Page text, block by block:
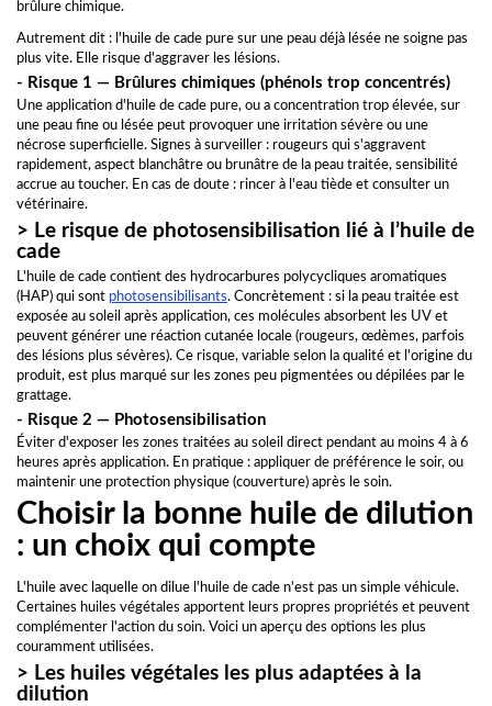
brûlure chimique.
Autrement dit : l'huile de cade pure sur une peau déjà lésée ne soigne pas
plus vite. Elle risque d'aggraver les lésions.
- Risque 1 — Brûlures chimiques (phénols trop concentrés)
Une application d'huile de cade pure, ou a concentration trop élevée, sur
une peau fine ou lésée peut provoquer une irritation sévère ou une
nécrose superficielle. Signes à surveiller : rougeurs qui s'aggravent
rapidement, aspect blanchâtre ou brunâtre de la peau traitée, sensibilité
accrue au toucher. En cas de doute : rincer à l'eau tiède et consulter un
vétérinaire.
> Le risque de photosensibilisation lié à l’huile de
cade
L'huile de cade contient des hydrocarbures polycycliques aromatiques
(HAP) qui sont photosensibilisants. Concrètement : si la peau traitée est
exposée au soleil après application, ces molécules absorbent les UV et
peuvent générer une réaction cutanée locale (rougeurs, œdèmes, parfois
des lésions plus sévères). Ce risque, variable selon la qualité et l'origine du
produit, est plus marqué sur les zones peu pigmentées ou dépilées par le
grattage.
- Risque 2 — Photosensibilisation
Éviter d'exposer les zones traitées au soleil direct pendant au moins 4 à 6
heures après application. En pratique : appliquer de préférence le soir, ou
maintenir une protection physique (couverture) après le soin.
Choisir la bonne huile de dilution
: un choix qui compte
L'huile avec laquelle on dilue l'huile de cade n'est pas un simple véhicule.
Certaines huiles végétales apportent leurs propres propriétés et peuvent
complémenter l'action du soin. Voici un aperçu des options les plus
couramment utilisées.
> Les huiles végétales les plus adaptées à la
dilution